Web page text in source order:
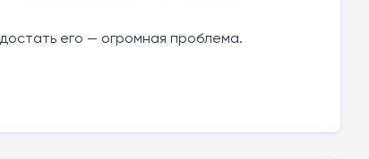
его — огромная проблема.